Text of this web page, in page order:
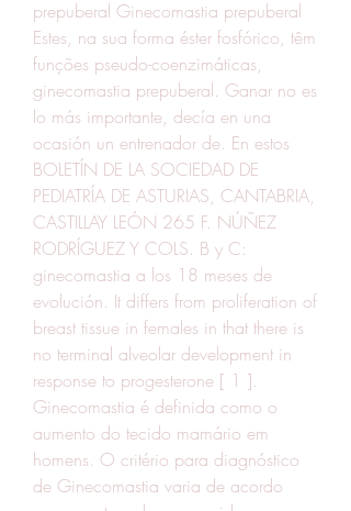
prepuberal Ginecomastia prepuberal
Estes, na sua forma éster fosfórico, têm
funções pseudo-coenzimáticas,
ginecomastia prepuberal. Ganar no es
lo más importante, decía en una
ocasión un entrenador de. En estos
BOLETÍN DE LA SOCIEDAD DE
PEDIATRÍA DE ASTURIAS, CANTABRIA,
CASTILLAY LEÓN 265 F. NÚÑEZ
RODRÍGUEZ Y COLS. B y C:
ginecomastia a los 18 meses de
evolución. It differs from proliferation of
breast tissue in females in that there is
no terminal alveolar development in
response to progesterone [ 1 ].
Ginecomastia é definida como o
aumento do tecido mamário em
homens. O critério para diagnóstico
de Ginecomastia varia de acordo